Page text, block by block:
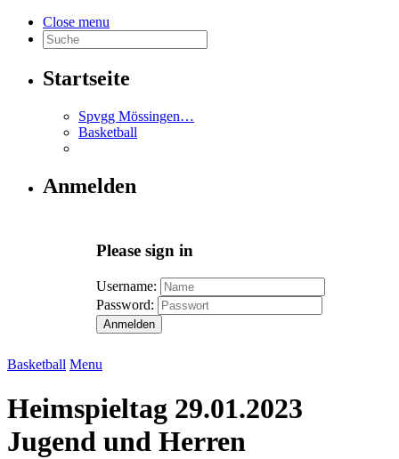
Close menu
Startseite
Spvgg Mössingen…
Basketball
Anmelden
Please sign in
Username:
Password:
Anmelden
Basketball Menu
Heimspieltag 29.01.2023
Jugend und Herren